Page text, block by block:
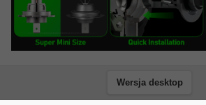
Wersja desktop